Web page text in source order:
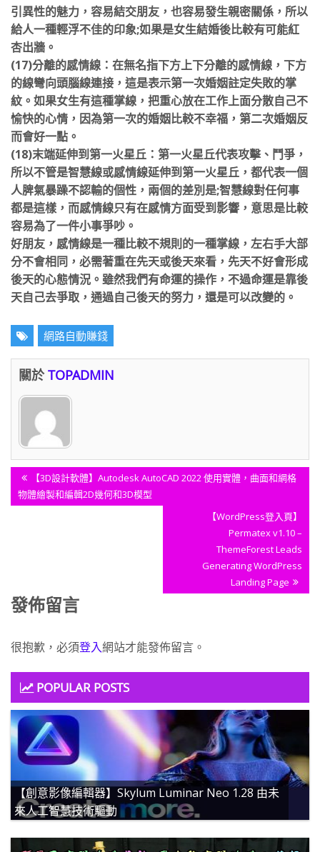
引異性的魅力，容易結交朋友，也容易發生親密關係，所以
給人一種輕浮不佳的印象;如果是女生結婚後比較有可能紅
杏出牆。
(17)分離的感情線：在無名指下方上下分離的感情線，下方
的線彎向頭腦線連接，這是表示第一次婚姻註定失敗的掌
紋。如果女生有這種掌線，把重心放在工作上面分散自己不
愉快的心情，因為第一次的婚姻比較不幸福，第二次婚姻反
而會好一點。
(18)末端延伸到第一火星丘：第一火星丘代表攻擊、鬥爭，
所以不管是智慧線或感情線延伸到第一火星丘，都代表一個
人脾氣暴躁不認輸的個性，兩個的差別是;智慧線對任何事
都是這樣，而感情線只有在感情方面受到影響，意思是比較
容易為了一件小事爭吵。
好朋友，感情線是一種比較不規則的一種掌線，左右手大部
分不會相同，必需著重在先天或後天來看，先天不好會形成
後天的心態情況。雖然我們有命運的操作，不過命運是靠後
天自己去爭取，通過自己後天的努力，還是可以改變的。
網路自動賺錢
關於 TOPADMIN
文
章
Previous
Post:
【3D設計軟體】Autodesk AutoCAD 2022 使用實體，曲面和網格
物體繪製和編輯2D幾何和3D模型
Next
【WordPress登入頁】
Permatex v1.10 –
ThemeForest Leads
Generating WordPress
Landing Page
發佈留言
很抱歉，必須登入網站才能發佈留言。
POPULAR POSTS
【創意影像編輯器】Skylum Luminar Neo 1.28 由未
來人工智慧技術驅動